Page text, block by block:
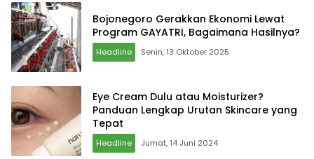
Bojonegoro Gerakkan Ekonomi Lewat
Program GAYATRI, Bagaimana Hasilnya?
Headline Senin, 13 Oktober 2025
Eye Cream Dulu atau Moisturizer?
Panduan Lengkap Urutan Skincare yang
Tepat
Headline Jumat, 14 Juni 2024